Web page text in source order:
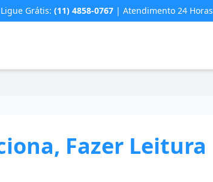
Ligue Grátis: (11) 4858-0767 | Atendimento 24 Horas
Fazer Leitura